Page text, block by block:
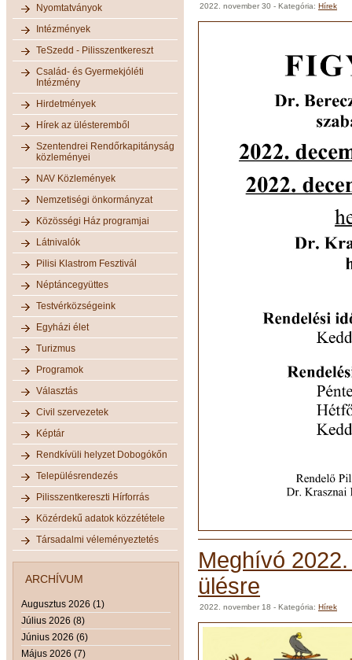
Nyomtatványok
Intézmények
TeSzedd - Pilisszentkereszt
Család- és Gyermekjóléti
Intézmény
Hirdetmények
Hírek az ülésteremből
Szentendrei Rendőrkapitányság
közleményei
NAV Közlemények
Nemzetiségi önkormányzat
Közösségi Ház programjai
Látnivalók
Pilisi Klastrom Fesztivál
Néptáncegyüttes
Testvérközségeink
Egyházi élet
Turizmus
Programok
Választás
Civil szervezetek
Képtár
Rendkívüli helyzet Dobogókőn
Településrendezés
Pilisszentkereszti Hírforrás
Közérdekű adatok közzététele
Társadalmi véleményeztetés
ARCHÍVUM
Augusztus 2026 (1)
Július 2026 (8)
Június 2026 (6)
Május 2026 (7)
2022. november 30 - Kategória: Hírek
Meghívó
ülésre
2022. november 18 - Kategória: Hírek